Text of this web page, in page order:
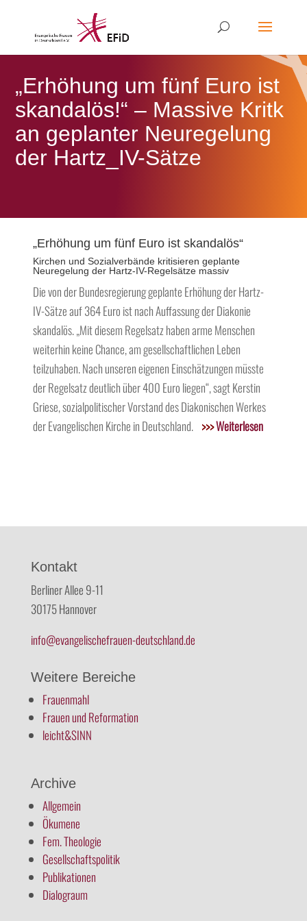
„Erhöhung um fünf Euro ist
skandalös!“ – Massive Kritk
an geplanter Neuregelung
der Hartz_IV-Sätze
„Erhöhung um fünf Euro ist skandalös“
Kirchen und Sozialverbände kritisieren geplante
Neuregelung der Hartz-IV-Regelsätze massiv
Die von der Bundesregierung geplante Erhöhung der Hartz-
IV-Sätze auf 364 Euro ist nach Auffassung der Diakonie
skandalös. „Mit diesem Regelsatz haben arme Menschen
weiterhin keine Chance, am gesellschaftlichen Leben
teilzuhaben. Nach unseren eigenen Einschätzungen müsste
der Regelsatz deutlich über 400 Euro liegen“, sagt Kerstin
Griese, sozialpolitischer Vorstand des Diakonischen Werkes
der Evangelischen Kirche in Deutschland. >>>Weiterlesen
Kontakt
Berliner Allee 9-11
30175 Hannover
info@evangelischefrauen-deutschland.de
Weitere Bereiche
Frauenmahl
Frauen und Reformation
leicht&SINN
Archive
Allgemein
Ökumene
Fem. Theologie
Gesellschaftspolitik
Publikationen
Dialograum